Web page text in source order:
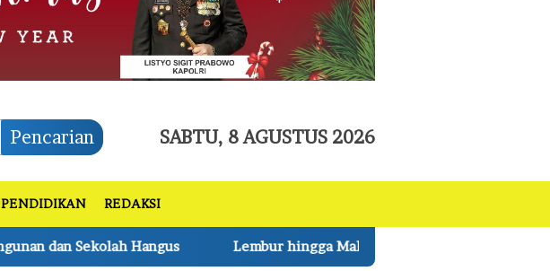
Pencarian SABTU, 8 AGUSTUS 2026
PENDIDIKAN REDAKSI
Lembur hingga Malam, Personel Kodim0314/Inhil dan Warga Pacu Progres